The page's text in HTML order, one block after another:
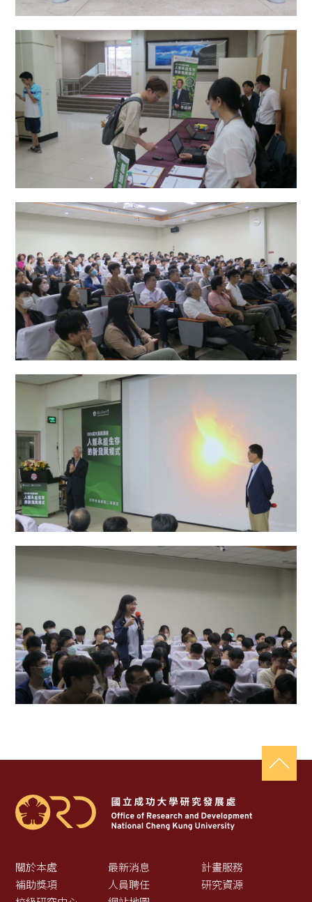
關於本處 最新消息
計畫服務
補助獎項
人員聘任
研究資源